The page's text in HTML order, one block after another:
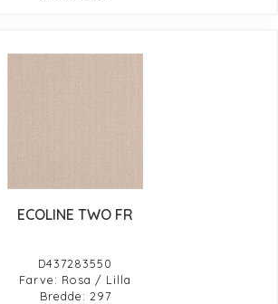
ECOLINE TWO FR
D437283550
Farve: Rosa / Lilla
Bredde: 297